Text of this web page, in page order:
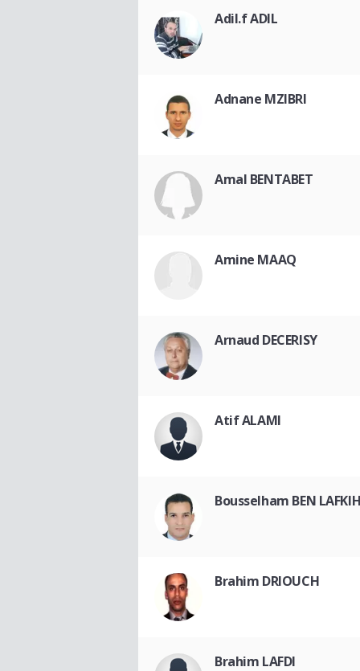
Adil.f ADIL
Adnane MZIBRI
Amal BENTABET
Amine MAAQ
Arnaud DECERISY
Atif ALAMI
Bousselham BEN
Brahim DRIOUCH
Brahim LAFDI